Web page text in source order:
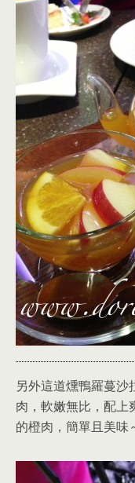
另外這道燻鴨羅蔓沙
肉，軟嫩無比，配上
的橙肉，簡單且美味